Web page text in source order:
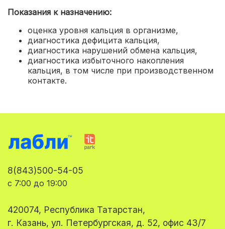
Показания к назначению:
оценка уровня кальция в организме,
диагностика дефицита кальция,
диагностика нарушений обмена кальция,
диагностика избыточного накопления
кальция, в том числе при производственном
контакте.
8(843)500-54-05
с 7:00 до 19:00
420074, Республика Татарстан,
г. Казань, ул. Петербургская, д. 52, офис 43/7